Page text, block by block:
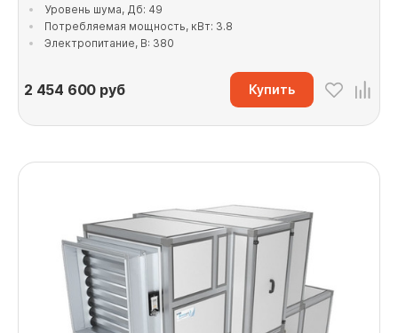
Уровень шума, Дб: 49
Потребляемая мощность, кВт: 3.8
Электропитание, В: 380
2 454 600 руб Купить